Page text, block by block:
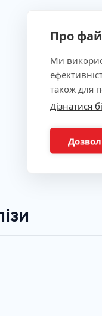
Про
Ми
також для
Дізнатися
Клінічна